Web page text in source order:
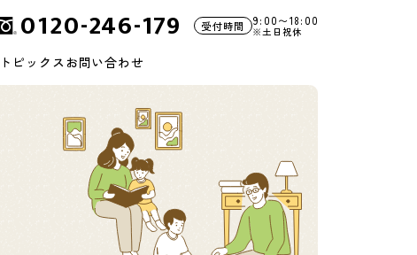
0120-246-179 受付時間 9:00〜18:00
※土日祝休
トピックス お問い合わせ